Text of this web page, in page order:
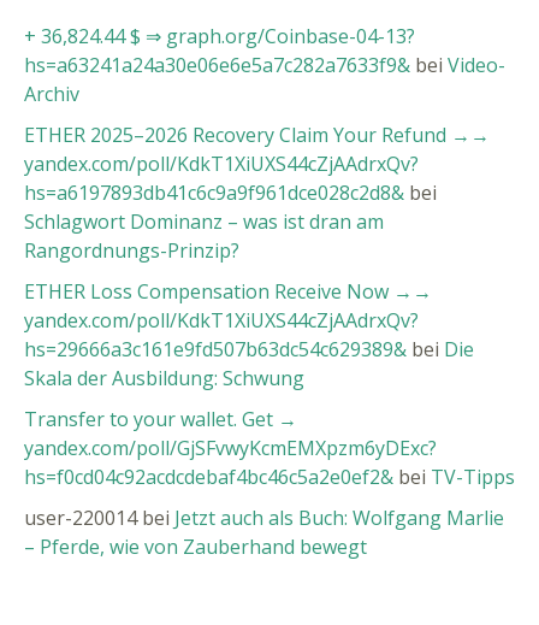
+ 36,824.44 $ ⇒ graph.org/Coinbase-04-13?
hs=a63241a24a30e06e6e5a7c282a7633f9& bei Video-
Archiv
ETHER 2025–2026 Recovery Claim Your Refund →→
yandex.com/poll/KdkT1XiUXS44cZjAAdrxQv?
hs=a6197893db41c6c9a9f961dce028c2d8& bei
Schlagwort Dominanz – was ist dran am
Rangordnungs-Prinzip?
ETHER Loss Compensation Receive Now →→
yandex.com/poll/KdkT1XiUXS44cZjAAdrxQv?
hs=29666a3c161e9fd507b63dc54c629389& bei Die
Skala der Ausbildung: Schwung
Transfer to your wallet. Get →
yandex.com/poll/GjSFvwyKcmEMXpzm6yDExc?
hs=f0cd04c92acdcdebaf4bc46c5a2e0ef2& bei TV-Tipps
user-220014bei Jetzt auch als Buch: Wolfgang Marlie
– Pferde, wie von Zauberhand bewegt